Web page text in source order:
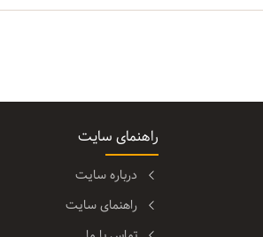
راهنمای سایت
درباره سایت
راهنمای سایت